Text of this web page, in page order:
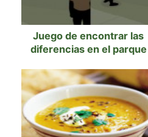
Juego de encontrar las
diferencias en el parque